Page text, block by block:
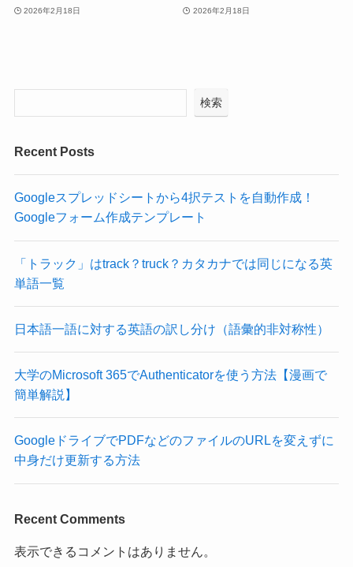
2026年2月18日 2026年2月18日
検索
Recent Posts
Googleスプレッドシートから4択テストを自動作成！
Googleフォーム作成テンプレート
「トラック」はtrack？truck？カタカナでは同じになる英
単語一覧
日本語一語に対する英語の訳し分け（語彙的非対称性）
大学のMicrosoft 365でAuthenticatorを使う方法【漫画で
簡単解説】
GoogleドライブでPDFなどのファイルのURLを変えずに
中身だけ更新する方法
Recent Comments
表示できるコメントはありません。